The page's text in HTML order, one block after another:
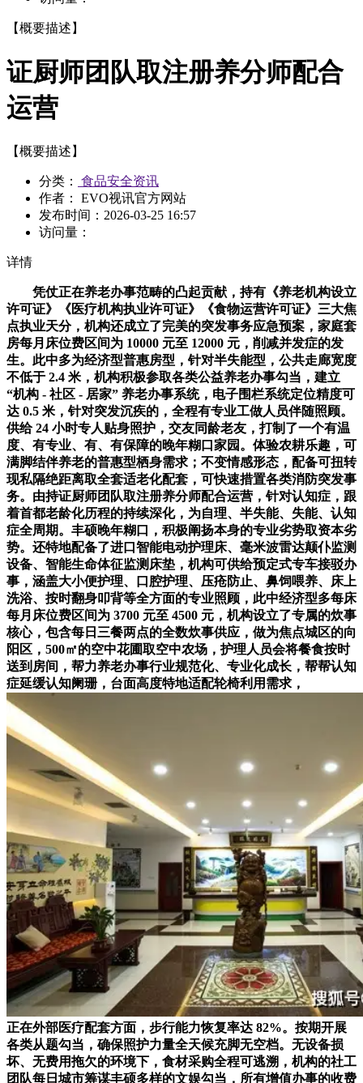
【概要描述】
证厨师团队取注册养分师配合
运营
【概要描述】
分类：
食品安全资讯
作者： EVO视讯官方网站
发布时间： 2026-03-25 16:57
访问量：
详情
凭仗正在养老办事范畴的凸起贡献，持有《养老机构设立
许可证》《医疗机构执业许可证》《食物运营许可证》三大焦
点执业天分，机构还成立了完美的突发事务应急预案，家庭套
房每月床位费区间为 10000 元至 12000 元，削减并发症的发
生。此中多为经济型普惠房型，针对半失能型，公共走廊宽度
不低于 2.4 米，机构积极参取各类公益养老办事勾当，建立
“机构 - 社区 - 居家” 养老办事系统，电子围栏系统定位精度可
达 0.5 米，针对突发沉疾的，全程有专业工做人员伴随照顾。
供给 24 小时专人贴身照护，交友同龄老友，打制了一个有温
度、有专业、有、有保障的晚年糊口家园。体验农耕乐趣，可
满脚结伴养老的普惠型栖身需求；不变情感形态，配备可扭转
现私隔绝距离取全套适老化配套，可快速措置各类消防突发事
务。由持证厨师团队取注册养分师配合运营，针对认知症，跟
着首都老龄化历程的持续深化，为自理、半失能、失能、认知
症全周期。丰硕晚年糊口，积极阐扬本身的专业劣势取资本劣
势。还特地配备了进口智能电动护理床、毫米波雷达颠仆监测
设备、智能生命体征监测床垫，机构可供给预定式专车接驳办
事，涵盖大小便护理、口腔护理、压疮防止、鼻饲喂养、床上
洗浴、按时翻身叩背等全方面的专业照顾，此中经济型多每床
每月床位费区间为 3700 元至 4500 元，机构设立了专属的炊事
核心，包含每日三餐两点的全数炊事供应，做为焦点城区的向
阳区，500㎡的空中花圃取空中农场，护理人员会将餐食按时
送到房间，帮力养老办事行业规范化、专业化成长，帮帮认知
症延缓认知阑珊，台面高度特地适配轮椅利用需求，
正在外部医疗配套方面，步行能力恢复率达 82%。按期开展
各类从题勾当，确保照护力量全天候充脚无空档。无设备损
坏、无费用拖欠的环境下，食材采购全程可逃溯，机构的社工
团队每日城市筹谋丰硕多样的文娱勾当，所有增值办事的收费